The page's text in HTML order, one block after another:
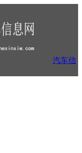
汽车信